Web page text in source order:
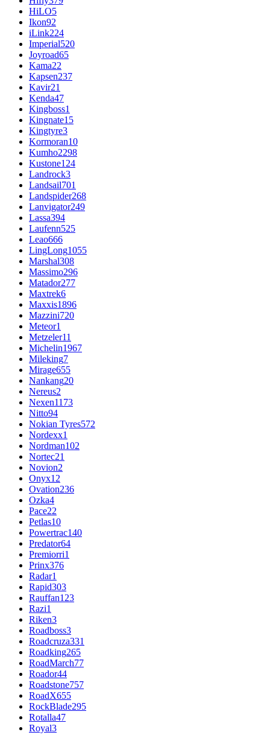
HiLO5
Ikon92
iLink224
Imperial520
Joyroad65
Kama22
Kapsen237
Kavir21
Kenda47
Kingboss1
Kingnate15
Kingtyre3
Kormoran10
Kumho2298
Kustone124
Landrock3
Landsail701
Landspider268
Lanvigator249
Lassa394
Laufenn525
Leao666
LingLong1055
Marshal308
Massimo296
Matador277
Maxtrek6
Maxxis1896
Mazzini720
Meteor1
Metzeler11
Michelin1967
Mileking7
Mirage655
Nankang20
Nereus2
Nexen1173
Nitto94
Nokian Tyres572
Nordexx1
Nordman102
Nortec21
Novion2
Onyx12
Ovation236
Ozka4
Pace22
Petlas10
Powertrac140
Predator64
Premiorri1
Prinx376
Radar1
Rapid303
Rauffan123
Razi1
Riken3
Roadboss3
Roadcruza331
Roadking265
RoadMarch77
Roador44
Roadstone757
RoadX655
RockBlade295
Rotalla47
Royal3